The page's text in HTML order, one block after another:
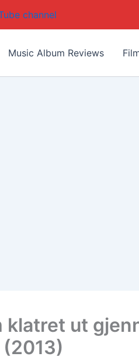
channel
Music Album Reviews
klatret ut